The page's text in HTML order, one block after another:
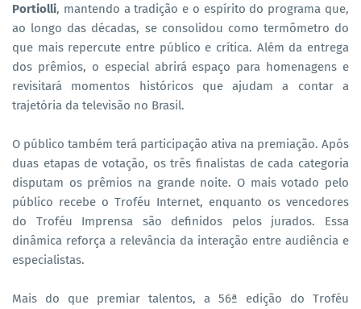
Portiolli, mantendo a tradição e o espírito do programa que,
ao longo das décadas, se consolidou como termômetro do
que mais repercute entre público e crítica. Além da entrega
dos prêmios, o especial abrirá espaço para homenagens e
revisitará momentos históricos que ajudam a contar a
trajetória da televisão no Brasil.
O público também terá participação ativa na premiação. Após
duas etapas de votação, os três finalistas de cada categoria
disputam os prêmios na grande noite. O mais votado pelo
público recebe o Troféu Internet, enquanto os vencedores
do Troféu Imprensa são definidos pelos jurados. Essa
dinâmica reforça a relevância da interação entre audiência e
especialistas.
Mais do que premiar talentos, a 56ª edição do Troféu